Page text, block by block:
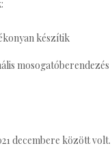
készítik
mosogatóberendezés
decembere között volt.